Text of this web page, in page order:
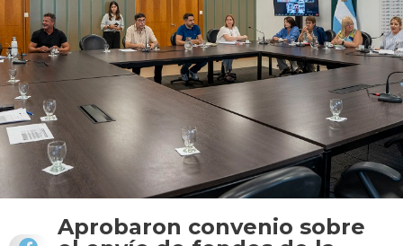
Aprobaron convenio sobre